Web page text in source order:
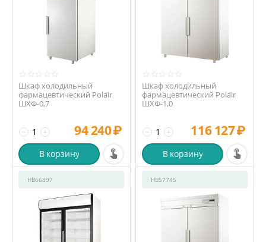
Шкаф холодильный
фармацевтический Polair
ШХФ-0,7
+
− 94 240₽
В корзину
Шкаф холодильный
фармацевтический Polair
ШХФ-1,0
+
− 116 127₽
В корзину
HB66897 HB57745